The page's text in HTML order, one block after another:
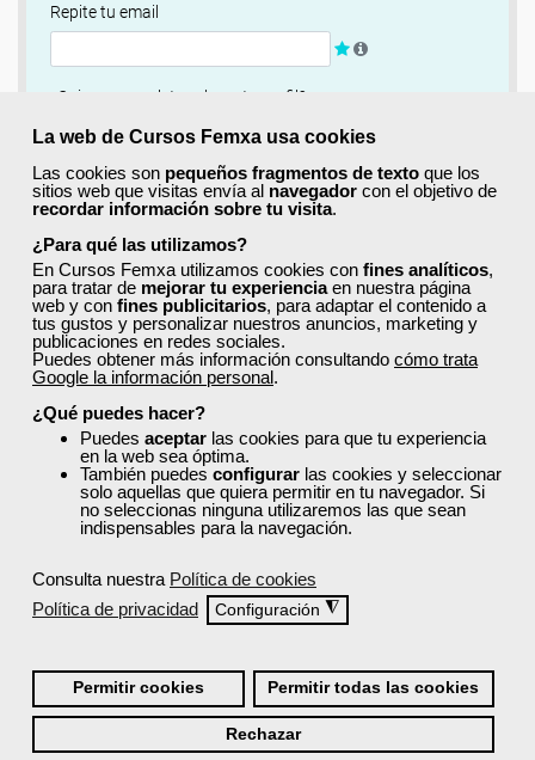
La web de Cursos Femxa usa cookies
Las cookies son pequeños fragmentos de texto que los
sitios web que visitas envía al navegador con el objetivo de
recordar información sobre tu visita.
¿Para qué las utilizamos?
En Cursos Femxa utilizamos cookies con fines analíticos,
para tratar de mejorar tu experienciaen nuestra página
web y con fines publicitarios, para adaptar el contenido a
tus gustos y personalizar nuestros anuncios, marketing y
publicaciones en redes sociales.
Puedes obtener más información consultando cómo trata
Google la información personal.
¿Qué puedes hacer?
Puedes aceptar las cookies para que tu experiencia
en la web sea óptima.
También puedes configurar las cookies y seleccionar
solo aquellas que quiera permitir en tu navegador. Si
no seleccionas ninguna utilizaremos las que sean
indispensables para la navegación.
Consulta nuestra Política de cookies
Política de privacidad
Configuración ◮
Permitir cookies Permitir todas las cookies
Rechazar
Repite tu email
¿Quieres completar ahora tu perfil?
Si
No, completaré mi perfil más adelante
Newsletter
Si, quiero recibir información sobre cursos, ofertas
exclusivas y recursos para el aprendizaje.
Términos y condiciones
He leído y acepto la Política de Privacidad
Registrarse
Quiénes Somos:
Especialistas en consultoría y formación para el empleo
Nuestro objetivo diario es, única y exclusivamente, ayudarte a
conseguir tus metas profesionales ofreciéndote los mejores